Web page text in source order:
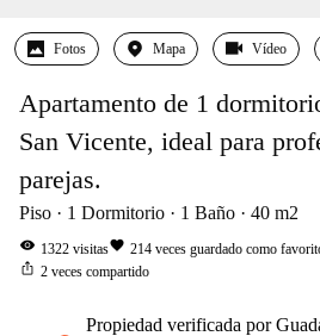
Fotos Mapa Vídeo
Apartamento de 1
San Vicente, ideal para
parejas.
Piso 1 Dormitorio 1 Baño 40 m2
visibility 1322 visitasfavorite 214 veces guardado como
ios_share 2 veces compartido
propiedad verificada por